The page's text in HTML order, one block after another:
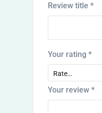
Review title *
Your rating *
Your review *